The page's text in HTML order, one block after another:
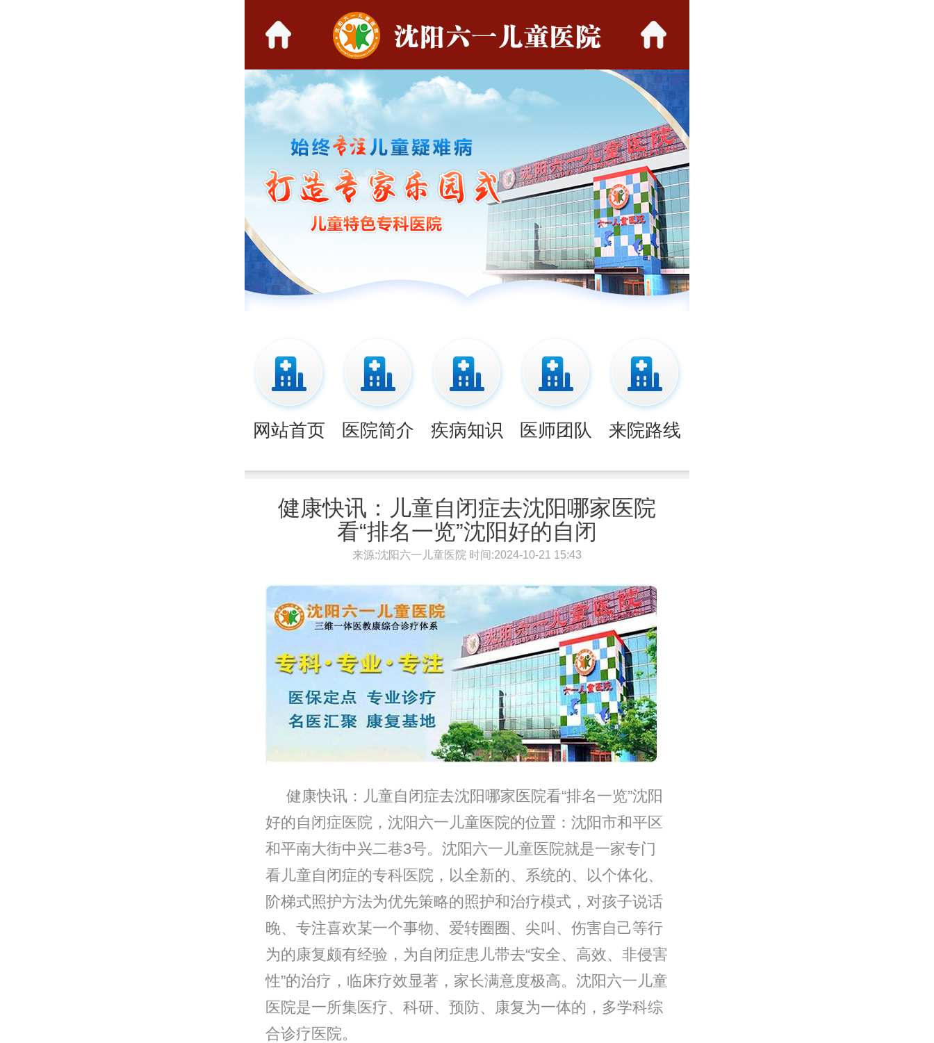
网站首页 医院简介 疾病知识 医师团队 来院路线
健康快讯：儿童自闭症去沈阳哪家医院
看“排名一览”沈阳好的自闭
来源:沈阳六一儿童医院 时间:2024-10-21 15:43
健康快讯：儿童自闭症去沈阳哪家医院看“排名一览”沈阳
好的自闭症医院，沈阳六一儿童医院的位置：沈阳市和平区
和平南大街中兴二巷3号。沈阳六一儿童医院就是一家专门
看儿童自闭症的专科医院，以全新的、系统的、以个体化、
阶梯式照护方法为优先策略的照护和治疗模式，对孩子说话
晚、专注喜欢某一个事物、爱转圈圈、尖叫、伤害自己等行
为的康复颇有经验，为自闭症患儿带去“安全、高效、非侵害
性”的治疗，临床疗效显著，家长满意度极高。沈阳六一儿童
医院是一所集医疗、科研、预防、康复为一体的，多学科综
合诊疗医院。